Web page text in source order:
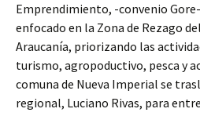
Emprendimiento, -convenio
enfocado en la Zona de Rezago
Araucanía, priorizando las
turismo, agropoductivo, pesca y
comuna de Nueva Imperial se
regional, Luciano Rivas, para